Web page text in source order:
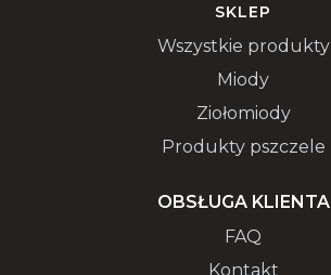
SKLEP
Wszystkie produkty
Miody
Ziołomiody
Produkty pszczele
OBSŁUGA KLIENTA
FAQ
Kontakt